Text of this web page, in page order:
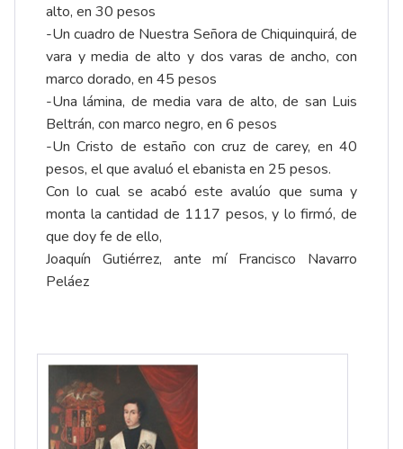
alto, en 30 pesos
-Un cuadro de Nuestra Señora de Chiquinquirá, de
vara y media de alto y dos varas de ancho, con
marco dorado, en 45 pesos
-Una lámina, de media vara de alto, de san Luis
Beltrán, con marco negro, en 6 pesos
-Un Cristo de estaño con cruz de carey, en 40
pesos, el que avaluó el ebanista en 25 pesos.
Con lo cual se acabó este avalúo que suma y
monta la cantidad de 1117 pesos, y lo firmó, de
que doy fe de ello,
Joaquín Gutiérrez, ante mí Francisco Navarro
Peláez